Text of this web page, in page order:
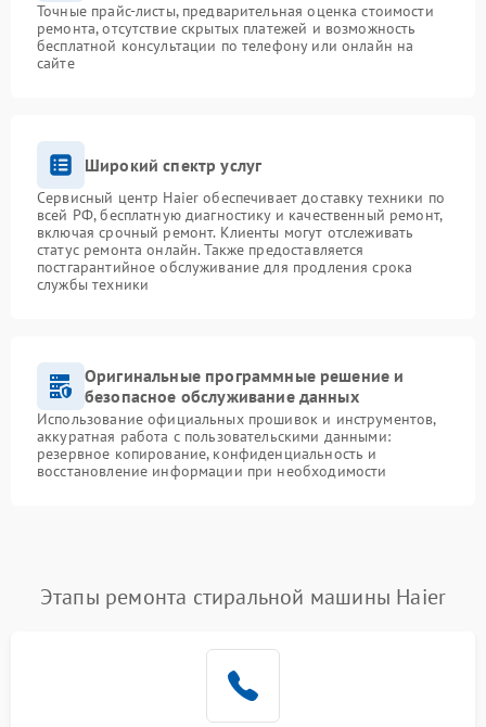
Точные прайс-листы, предварительная оценка стоимости
ремонта, отсутствие скрытых платежей и возможность
бесплатной консультации по телефону или онлайн на
сайте
Широкий спектр услуг
Сервисный центр Haier обеспечивает доставку техники по
всей РФ, бесплатную диагностику и качественный ремонт,
включая срочный ремонт. Клиенты могут отслеживать
статус ремонта онлайн. Также предоставляется
постгарантийное обслуживание для продления срока
службы техники
Оригинальные программные решение и
безопасное обслуживание данных
Использование официальных прошивок и инструментов,
аккуратная работа с пользовательскими данными:
резервное копирование, конфиденциальность и
восстановление информации при необходимости
Этапы ремонта стиральной машины Haier